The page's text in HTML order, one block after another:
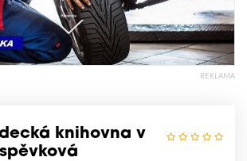
REKLAMA
knihovna v